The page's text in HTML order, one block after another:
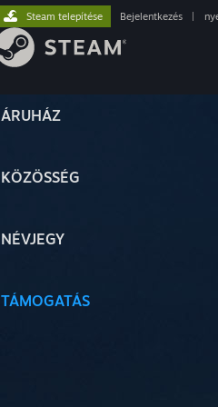
ÁRUHÁZ
KÖZÖSSÉG
NÉVJEGY
TÁMOGATÁS
Steam telepítése Bejelentkezés